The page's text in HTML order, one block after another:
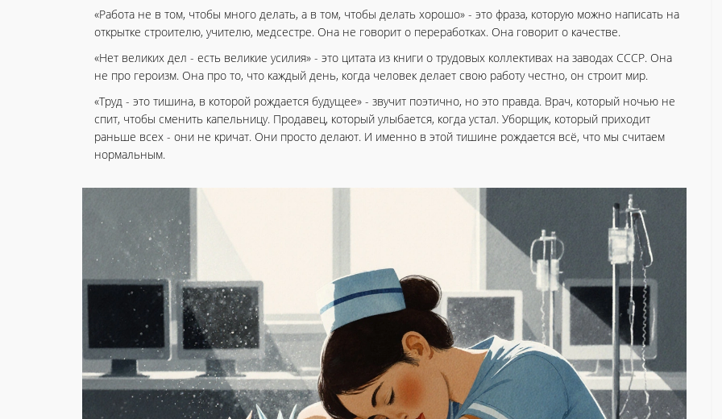
«Работа не в том, чтобы много делать, а в том, чтобы делать хорошо» - это фраза, которую можно написать на
открытке строителю, учителю, медсестре. Она не говорит о переработках. Она говорит о качестве.
«Нет великих дел - есть великие усилия» - это цитата из книги о трудовых коллективах на заводах СССР. Она
не про героизм. Она про то, что каждый день, когда человек делает свою работу честно, он строит мир.
«Труд - это тишина, в которой рождается будущее» - звучит поэтично, но это правда. Врач, который ночью не
спит, чтобы сменить капельницу. Продавец, который улыбается, когда устал. Уборщик, который приходит
раньше всех - они не кричат. Они просто делают. И именно в этой тишине рождается всё, что мы считаем
нормальным.